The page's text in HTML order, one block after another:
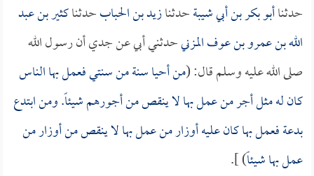
حدثناأبو بكر بن أبي شيبةحدثنازيد بن الحبابحدثناكثير بن عبد
الله بن عمرو بن عوف المزنيحدثني أبي عن جدي أن رسول الله
صلى الله عليه وسلم قال: (من أحيا سنة من سنتي فعمل بها الناس
كان له مثل أجر من عمل بها لا ينقص من أجورهم شيئاً. ومن ابتدع
بدعة فعمل بها كان عليه أوزار من عمل بها لا ينقص من أوزار من
عمل بها شيئاً) ].